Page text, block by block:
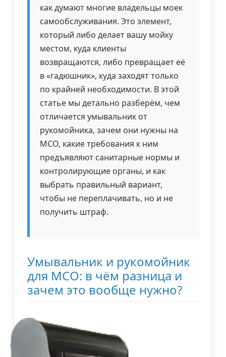
как думают многие владельцы моек
самообслуживания. Это элемент,
который либо делает вашу мойку
местом, куда клиенты
возвращаются, либо превращает её
в «гадюшник», куда заходят только
по крайней необходимости. В этой
статье мы детально разберём, чем
отличается умывальник от
рукомойника, зачем они нужны на
МСО, какие требования к ним
предъявляют санитарные нормы и
контролирующие органы, и как
выбрать правильный вариант,
чтобы не переплачивать, но и не
получить штраф.
Умывальник и рукомойник
для МСО: в чём разница и
зачем это вообще нужно?